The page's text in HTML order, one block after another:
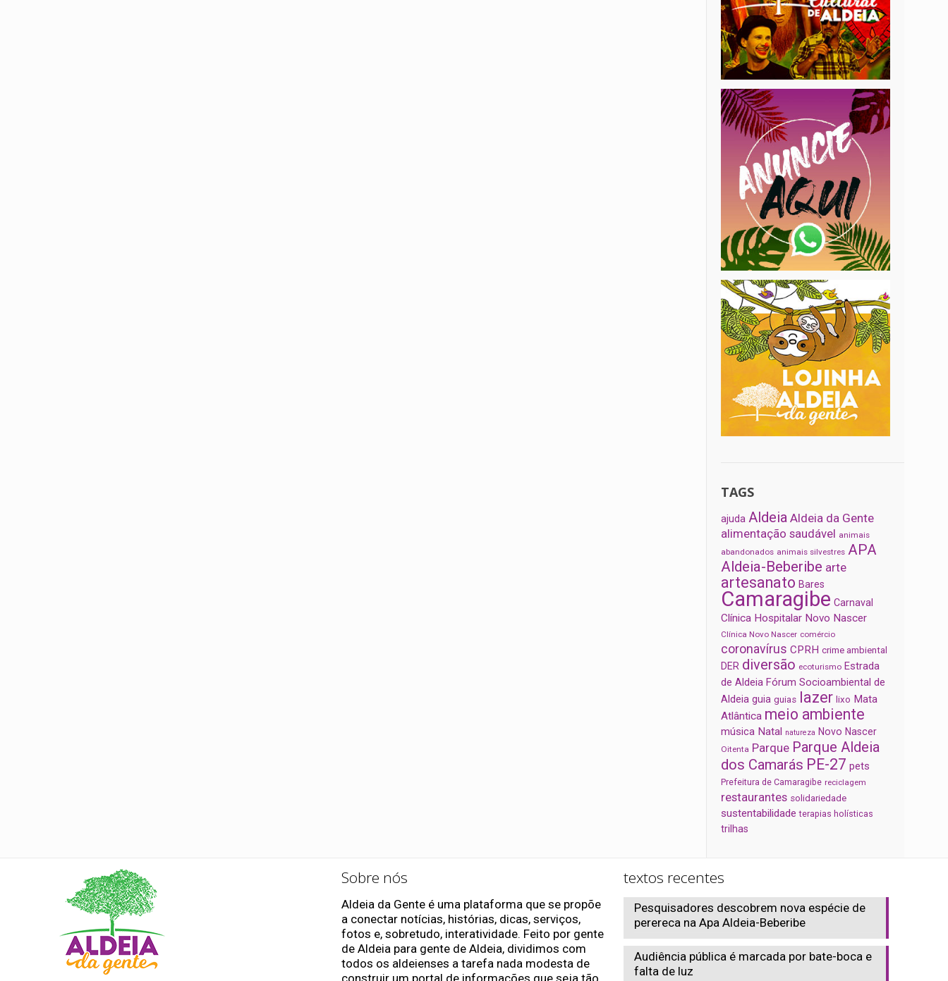
TAGS
ajuda Aldeia Aldeia da Gente
alimentação saudável animais
abandonados animais silvestres APA
Aldeia-Beberibe arte
artesanato Bares
Camaragibe Carnaval
Clínica Hospitalar Novo Nascer
Clínica Novo Nascer comércio
coronavírus CPRH crime ambiental
DER diversão ecoturismo Estrada
de Aldeia Fórum Socioambiental de
Aldeia guia guias lazer lixo Mata
Atlântica meio ambiente
música Natal natureza Novo Nascer
Oitenta Parque Parque Aldeia
dos Camarás PE-27 pets
Prefeitura de Camaragibe reciclagem
restaurantes solidariedade
sustentabilidade terapias holísticas
trilhas
Sobre nós
Aldeia da Gente é uma plataforma que se propõe
a conectar notícias, histórias, dicas, serviços,
fotos e, sobretudo, interatividade. Feito por gente
de Aldeia para gente de Aldeia, dividimos com
todos os aldeienses a tarefa nada modesta de
construir um portal de informações que seja tão
textos recentes
Pesquisadores descobrem nova espécie de
perereca na Apa Aldeia-Beberibe
Audiência pública é marcada por bate-boca e
falta de luz